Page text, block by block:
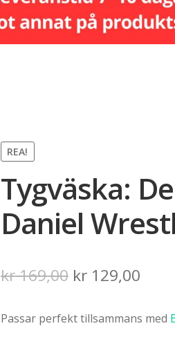
REA!
Tygväska:
Daniel
kr169,00 Det
priset
kr129,00Det
Passar perfekt tillsammans med